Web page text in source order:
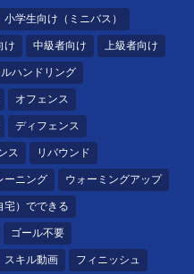
小学生向け（ミニバス）
け 中級者向け 上級者向け
ハンドリング
オフェンス
ディフェンス
ス リバウンド
ーニング ウォーミングアップ
宅）でできる
ゴール不要
スキル動画 フィニッシュ